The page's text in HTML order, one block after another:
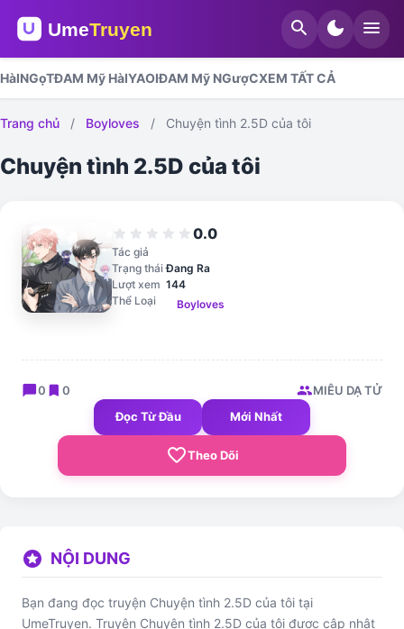
search dark_mode menu
HàINGọTĐAM Mỹ HàIYAOIĐAM Mỹ NGượCXEM TẤT CẢ
Trang chủ / Boyloves / Chuyện tình 2.5D của tôi
Chuyện tình 2.5D của tôi
star star star star star 0.0
Tác giả
Trạng thái Đang Ra
Lượt xem 144
Thể Loại
Boyloves
chat_bubble0 bookmark 0 groupMIÊU DẠ TỬ
Đọc Từ Đầu
Mới Nhất
favorite_borderTheo Dõi
stars NỘI DUNG
Bạn đang đọc truyện Chuyện tình 2.5D của tôi tại
UmeTruyen. Truyện Chuyện tình 2.5D của tôi được cập nhật